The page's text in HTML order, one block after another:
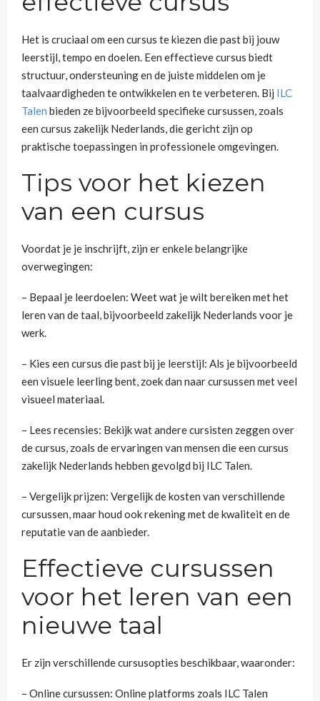
Het is cruciaal om een cursus te kiezen die past bij jouw
leerstijl, tempo en doelen. Een effectieve cursus biedt
structuur, ondersteuning en de juiste middelen om je
taalvaardigheden te ontwikkelen en te verbeteren. Bij ILC
Talen bieden ze bijvoorbeeld specifieke cursussen, zoals
een cursus zakelijk Nederlands, die gericht zijn op
praktische toepassingen in professionele omgevingen.
Tips voor het kiezen
van een cursus
Voordat je je inschrijft, zijn er enkele belangrijke
overwegingen:
– Bepaal je leerdoelen: Weet wat je wilt bereiken met het
leren van de taal, bijvoorbeeld zakelijk Nederlands voor je
werk.
– Kies een cursus die past bij je leerstijl: Als je bijvoorbeeld
een visuele leerling bent, zoek dan naar cursussen met veel
visueel materiaal.
– Lees recensies: Bekijk wat andere cursisten zeggen over
de cursus, zoals de ervaringen van mensen die een cursus
zakelijk Nederlands hebben gevolgd bij ILC Talen.
– Vergelijk prijzen: Vergelijk de kosten van verschillende
cursussen, maar houd ook rekening met de kwaliteit en de
reputatie van de aanbieder.
Effectieve cursussen
voor het leren van een
nieuwe taal
Er zijn verschillende cursusopties beschikbaar, waaronder:
– Online cursussen: Online platforms zoals ILC Talen